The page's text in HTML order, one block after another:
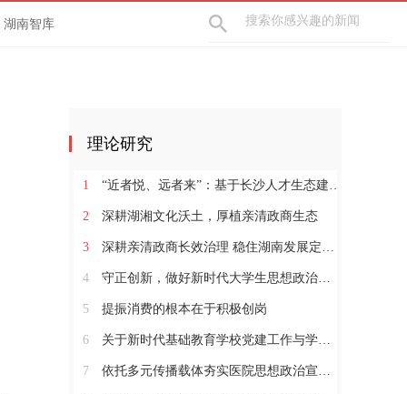
湖南智库
理论研究
1 “近者悦、远者来”：基于长沙人才生态建设的实践与思考
2 深耕湖湘文化沃土，厚植亲清政商生态
3 深耕亲清政商长效治理 稳住湖南发展定力与信心
4 守正创新，做好新时代大学生思想政治工作
5 提振消费的根本在于积极创岗
6 关于新时代基础教育学校党建工作与学科教学融合
7 依托多元传播载体夯实医院思想政治宣传工作实效